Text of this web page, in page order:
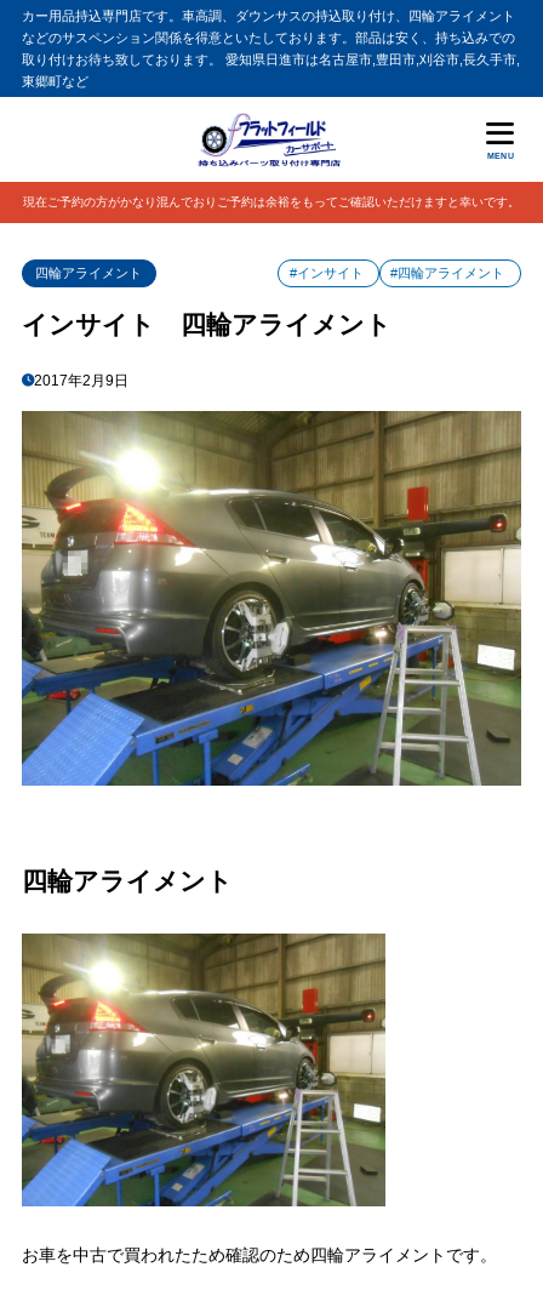
カー用品持込専門店です。車高調、ダウンサスの持込取り付け、四輪アライメント
などのサスペンション関係を得意といたしております。部品は安く、持ち込みでの
取り付けお待ち致しております。 愛知県日進市は名古屋市,豊田市,刈谷市,長久手市,
東郷町など
MENU
現在ご予約の方がかなり混んでおりご予約は余裕をもってご確認いただけますと幸いです。
四輪アライメント #インサイト #四輪アライメント
インサイト 四輪アライメント
2017年2月9日
四輪アライメント
お車を中古で買われたため確認のため四輪アライメントです。